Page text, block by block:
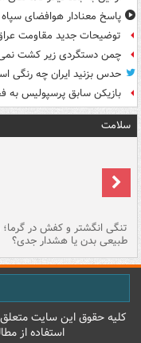
پاسخ معنادار هوافضای
توضیحات جدید مقاومت
چمن دستگردی زیر کشت
حدس بزنید ایران چه رنگی
بازیکن سابق پرسپولیس
سلامت
تنگی انگشتر و کفش در
طبیعی بدن یا هشدار جدی؟
کليه حقوق اين سايت
استفاده از